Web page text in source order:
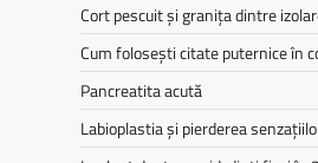
Cort pescuit și granița dintre
Cum folosești citate puternice în
Pancreatita acută
Labioplastia și pierderea